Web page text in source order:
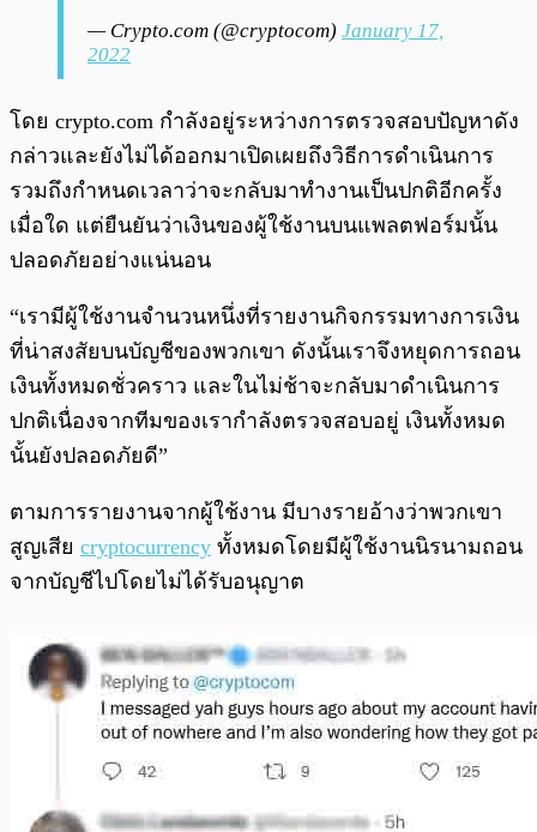
— Crypto.com (@cryptocom) January 17,
2022
โดย crypto.com กำลังอยู่ระหว่างการตรวจสอบปัญหาดัง
กล่าวและยังไม่ได้ออกมาเปิดเผยถึงวิธีการดำเนินการ
รวมถึงกำหนดเวลาว่าจะกลับมาทำงานเป็นปกติอีกครั้ง
เมื่อใด แต่ยืนยันว่าเงินของผู้ใช้งานบนแพลตฟอร์มนั้น
ปลอดภัยอย่างแน่นอน
“เรามีผู้ใช้งานจำนวนหนึ่งที่รายงานกิจกรรมทางการเงิน
ที่น่าสงสัยบนบัญชีของพวกเขา ดังนั้นเราจึงหยุดการถอน
เงินทั้งหมดชั่วคราว และในไม่ช้าจะกลับมาดำเนินการ
ปกติเนื่องจากทีมของเรากำลังตรวจสอบอยู่ เงินทั้งหมด
นั้นยังปลอดภัยดี”
ตามการรายงานจากผู้ใช้งาน มีบางรายอ้างว่าพวกเขา
สูญเสีย cryptocurrency ทั้งหมดโดยมีผู้ใช้งานนิรนามถอน
จากบัญชีไปโดยไม่ได้รับอนุญาต